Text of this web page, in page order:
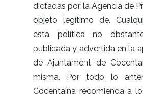
dictadas por la Agencia de
objeto legítimo de.
esta política no
publicada y advertida en la
de Ajuntament de
misma. Por todo lo
Cocentaina recomienda a